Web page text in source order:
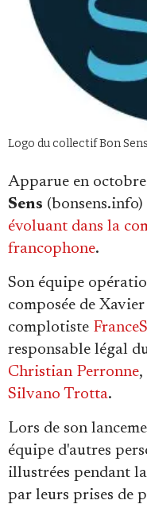
Se
Logo du collectif Bon Sens
Apparue en
Sens (bonsens.info)
évoluant dans la
francophone.
Son équipe
composée de
complotiste
responsable légal
Christian Perronne,
Silvano Trotta.
Lors de son
équipe d'autres
illustrées pendant
par leurs prises de